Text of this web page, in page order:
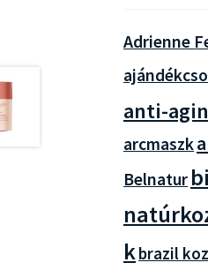
Adrienne
anti-
arcmaszk
Belnatur
kbrazil